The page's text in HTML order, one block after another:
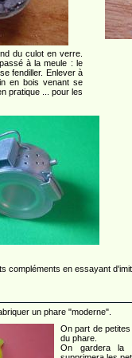
du culot en verre.
à la meule : le
fendiller. Enlever à
en bois venant se
pratique ... pour les
compléments en essayant
un phare "moderne".
On part de
du phare.
On gardera la